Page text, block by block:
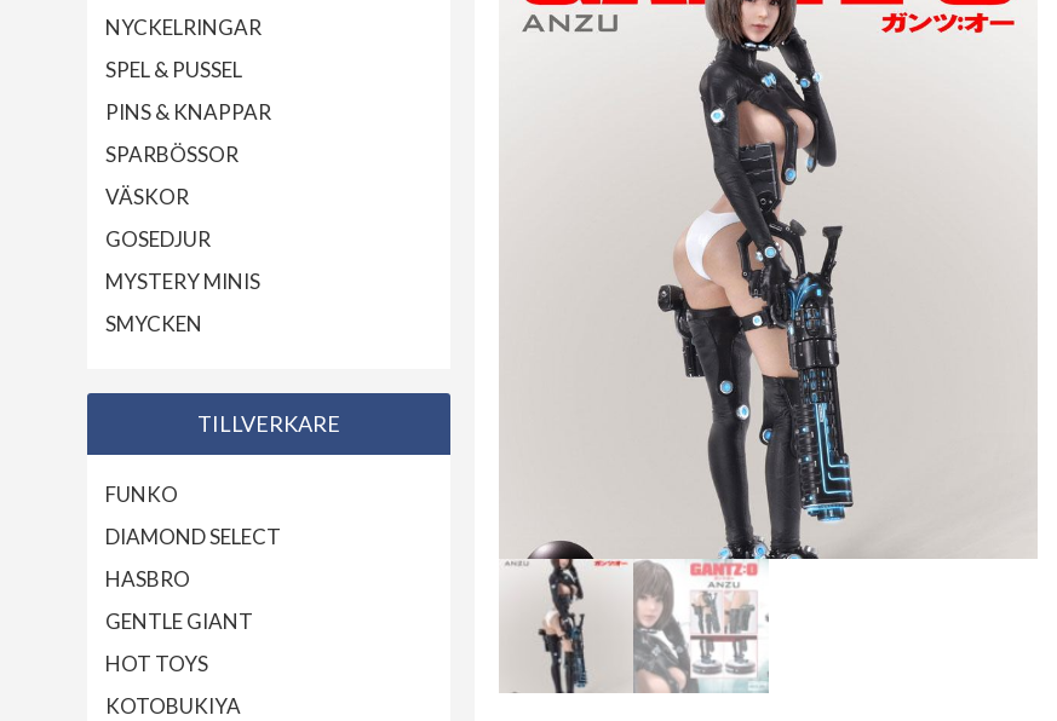
NYCKELRINGAR
SPEL & PUSSEL
PINS & KNAPPAR
SPARBÖSSOR
VÄSKOR
GOSEDJUR
MYSTERY MINIS
SMYCKEN
TILLVERKARE
FUNKO
DIAMOND SELECT
HASBRO
GENTLE GIANT
HOT TOYS
KOTOBUKIYA